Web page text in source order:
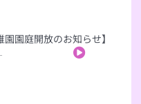
園庭開放のお知らせ】